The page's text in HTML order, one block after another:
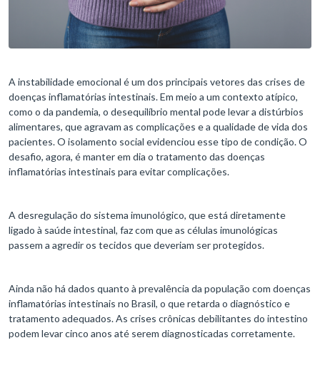
A instabilidade emocional é um dos principais vetores das crises de
doenças inflamatórias intestinais. Em meio a um contexto atípico,
como o da pandemia, o desequilíbrio mental pode levar a distúrbios
alimentares, que agravam as complicações e a qualidade de vida dos
pacientes. O isolamento social evidenciou esse tipo de condição. O
desafio, agora, é manter em dia o tratamento das doenças
inflamatórias intestinais para evitar complicações.
A desregulação do sistema imunológico, que está diretamente
ligado à saúde intestinal, faz com que as células imunológicas
passem a agredir os tecidos que deveriam ser protegidos.
Ainda não há dados quanto à prevalência da população com doenças
inflamatórias intestinais no Brasil, o que retarda o diagnóstico e
tratamento adequados. As crises crônicas debilitantes do intestino
podem levar cinco anos até serem diagnosticadas corretamente.